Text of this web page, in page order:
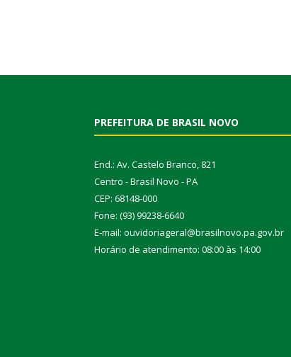
PREFEITURA DE BRASIL NOVO
End.: Av. Castelo Branco, 821
Centro - Brasil Novo - PA
CEP: 68148-000
Fone: (93) 99238-6640
E-mail: ouvidoriageral@brasilnovo.pa.gov.br
Horário de atendimento: 08:00 às 14:00